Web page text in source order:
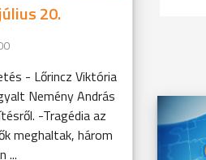
20.
- Lőrincz Viktória
Nemény András
-Tragédia az
meghaltak, három
...